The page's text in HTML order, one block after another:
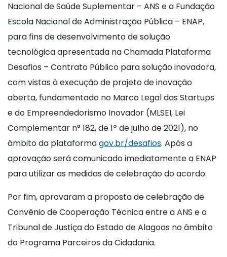
Nacional de Saúde Suplementar – ANS e a Fundação
Escola Nacional de Administração Pública – ENAP,
para fins de desenvolvimento de solução
tecnológica apresentada na Chamada Plataforma
Desafios – Contrato Público para solução inovadora,
com vistas à execução de projeto de inovação
aberta, fundamentado no Marco Legal das Startups
e do Empreendedorismo Inovador (MLSEI, Lei
Complementar n° 182, de 1º de julho de 2021), no
âmbito da plataformagov.br/desafios. Após a
aprovação será comunicado imediatamente a ENAP
para utilizar as medidas de celebração do acordo.
Por fim, aprovaram a proposta de celebração de
Convênio de Cooperação Técnica entre a ANS e o
Tribunal de Justiça do Estado de Alagoas no âmbito
do Programa Parceiros da Cidadania.